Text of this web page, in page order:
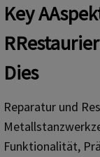
KeyA
R
Dies
Reparatur und
Funktionalität,